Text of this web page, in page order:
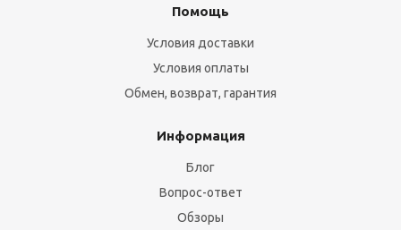
Помощь
Условия доставки
Условия оплаты
Обмен, возврат, гарантия
Информация
Блог
Вопрос-ответ
Обзоры